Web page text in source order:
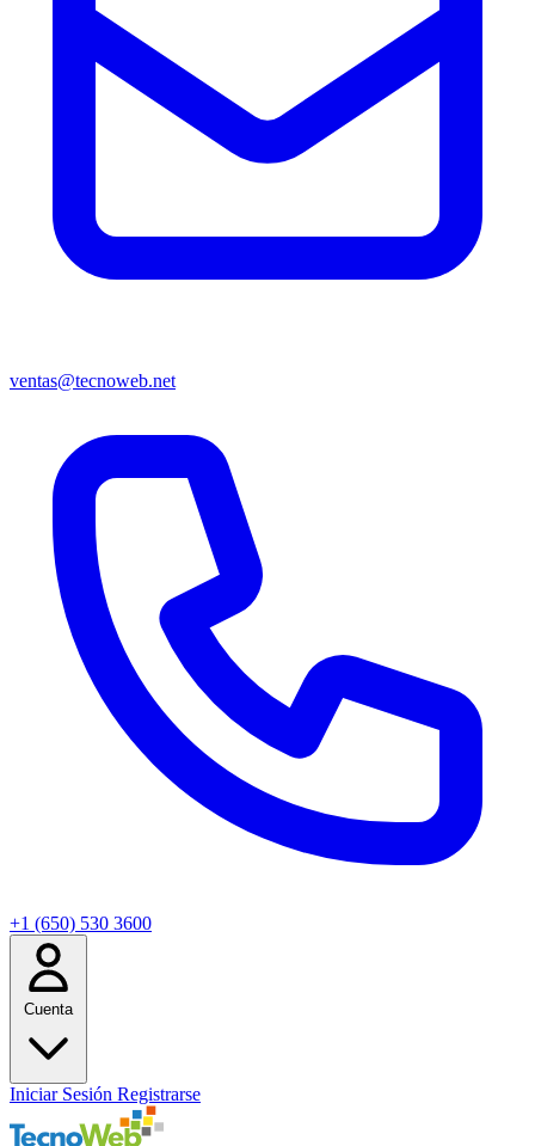
ventas@tecnoweb.net
+1 (650) 530 3600
Cuenta
Iniciar Sesión Registrarse